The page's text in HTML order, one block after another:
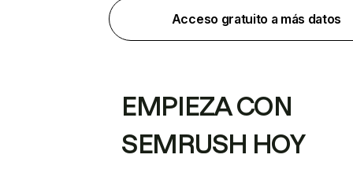
Acceso gratuito a más datos
EMPIEZA CON
SEMRUSH HOY